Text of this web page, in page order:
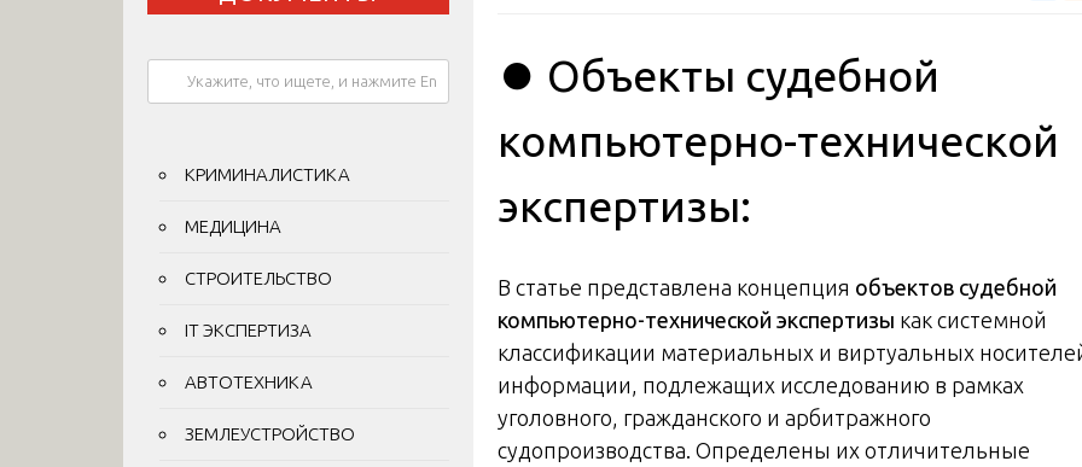
⏺️ Объекты судебной
компьютерно-технической
экспертизы:
В статье представлена концепция объектов судебной
компьютерно-технической экспертизы как системной
классификации материальных и виртуальных
информации, подлежащих исследованию в рамках
уголовного, гражданского и арбитражного
судопроизводства. Определены их отличительные
КРИМИНАЛИСТИКА
МЕДИЦИНА
СТРОИТЕЛЬСТВО
IT ЭКСПЕРТИЗА
АВТОТЕХНИКА
ЗЕМЛЕУСТРОЙСТВО